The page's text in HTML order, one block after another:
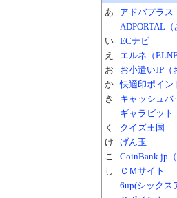
あ
アドバプラス
ADPORTAL（
い ECナビ
え
エルネ（ELNE
お
お小遣いJP（
か 快適印ポイン
き
キャッシュバ
ギャラビット
く
クイズ王国
け
げん玉
こ
CoinBank.jp
し
ＣＭサイト
6up(シックス